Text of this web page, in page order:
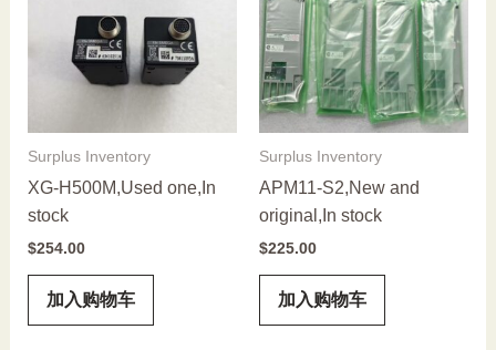
Surplus Inventory
XG-H500M,Used one,In
stock
$254.00
加入购物车
Surplus Inventory
APM11-S2,New and
original,In stock
$225.00
加入购物车